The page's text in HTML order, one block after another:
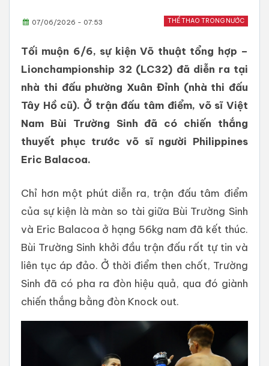
THỂ THAO TRONG NƯỚC
07/06/2026 - 07:53
Tối muộn 6/6, sự kiện Võ thuật tổng hợp –
Lionchampionship 32 (LC32) đã diễn ra tại
nhà thi đấu phường Xuân Đỉnh (nhà thi đấu
Tây Hồ cũ). Ở trận đấu tâm điểm, võ sĩ Việt
Nam Bùi Trường Sinh đã có chiến thắng
thuyết phục trước võ sĩ người Philippines
Eric Balacoa.
Chỉ hơn một phút diễn ra, trận đấu tâm điểm
của sự kiện là màn so tài giữa Bùi Trường Sinh
và Eric Balacoa ở hạng 56kg nam đã kết thúc.
Bùi Trường Sinh khởi đầu trận đấu rất tự tin và
liên tục áp đảo. Ở thời điểm then chốt, Trường
Sinh đã có pha ra đòn hiệu quả, qua đó giành
chiến thắng bằng đòn Knock out.